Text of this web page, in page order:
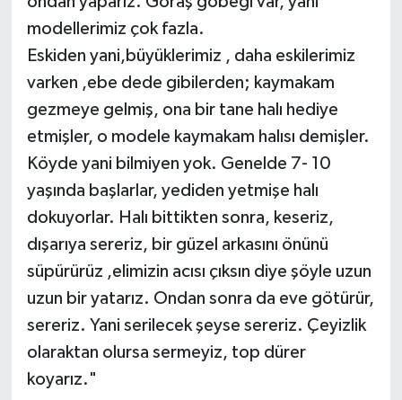
modellerimiz çok fazla.
Eskiden yani,büyüklerimiz , daha eskilerimiz
varken ,ebe dede gibilerden; kaymakam
gezmeye gelmiş, ona bir tane halı hediye
etmişler, o modele kaymakam halısı demişler.
Köyde yani bilmiyen yok. Genelde 7- 10
yaşında başlarlar, yediden yetmişe halı
dokuyorlar. Halı bittikten sonra, keseriz,
dışarıya sereriz, bir güzel arkasını önünü
süpürürüz ,elimizin acısı çıksın diye şöyle uzun
uzun bir yatarız. Ondan sonra da eve götürür,
sereriz. Yani serilecek şeyse sereriz. Çeyizlik
olaraktan olursa sermeyiz, top dürer
koyarız."